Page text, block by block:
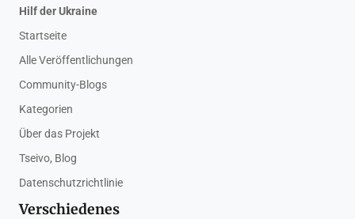
Hilf der Ukraine
Startseite
Alle Veröffentlichungen
Community-Blogs
Kategorien
Über das Projekt
Tseivo, Blog
Datenschutzrichtlinie
Verschiedenes